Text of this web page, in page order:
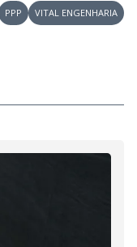
PPP
VITAL ENGENHARIA